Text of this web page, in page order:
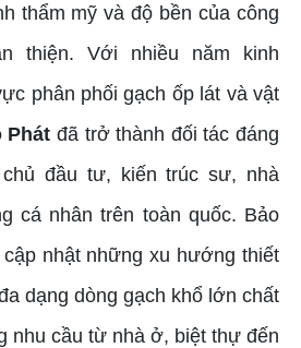
thẩm mỹ và độ bền của công
thiện. Với nhiều năm kinh
phân phối gạch ốp lát và vật
Phát đã trở thành đối tác đáng
đầu tư, kiến trúc sư, nhà
cá nhân trên toàn quốc. Bảo
nhật những xu hướng thiết
dạng dòng gạch khổ lớn chất
nhu cầu từ nhà ở, biệt thự đến